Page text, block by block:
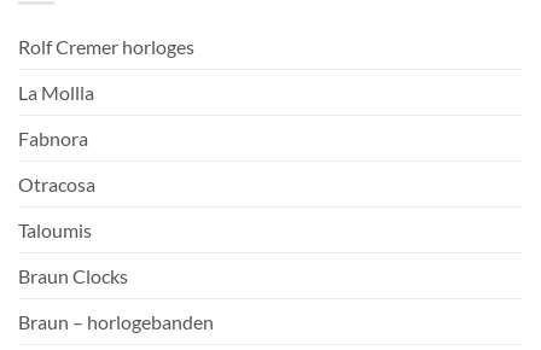
Rolf Cremer horloges
La Mollla
Fabnora
Otracosa
Taloumis
Braun Clocks
Braun – horlogebanden